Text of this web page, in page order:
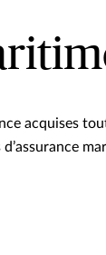
acquises